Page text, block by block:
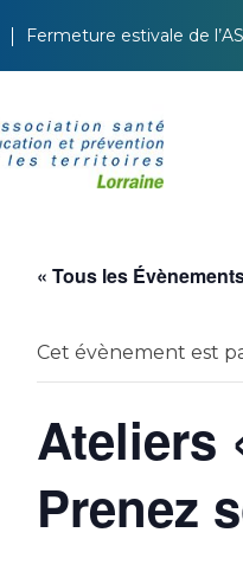
Fermeture estivale de
« Tous les
Cet évènement est
Ateliers
Prenez